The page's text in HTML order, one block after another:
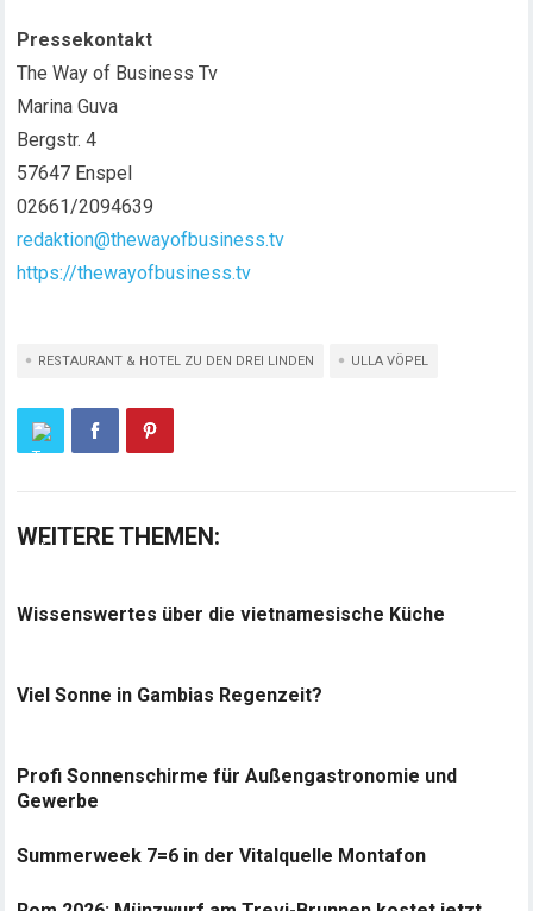
Pressekontakt
The Way of Business Tv
Marina Guva
Bergstr. 4
57647 Enspel
02661/2094639
redaktion@thewayofbusiness.tv
https://thewayofbusiness.tv
RESTAURANT & HOTEL ZU DEN DREI LINDEN ULLA VÖPEL
WEITERE THEMEN:
Wissenswertes über die vietnamesische Küche
Viel Sonne in Gambias Regenzeit?
Profi Sonnenschirme für Außengastronomie und
Gewerbe
Summerweek 7=6 in der Vitalquelle Montafon